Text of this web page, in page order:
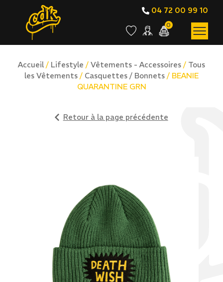
04 72 00 99 10
0
Accueil / Lifestyle / Vêtements - Accessoires / Tous
les Vêtements / Casquettes / Bonnets / BEANIE
QUARANTINE GRN
Retour à la page précédente